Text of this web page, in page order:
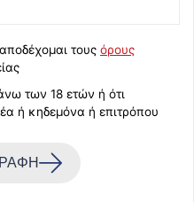
τους όρους
των 18 ετών ή ότι
ή κηδεμόνα ή επιτρόπου